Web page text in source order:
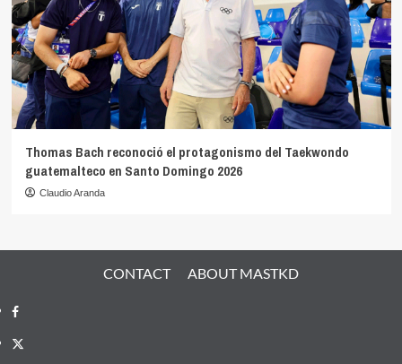
Thomas Bach reconoció el protagonismo del Taekwondo
guatemalteco en Santo Domingo 2026
Claudio Aranda
CONTACT ABOUT MASTKD
Facebook
X